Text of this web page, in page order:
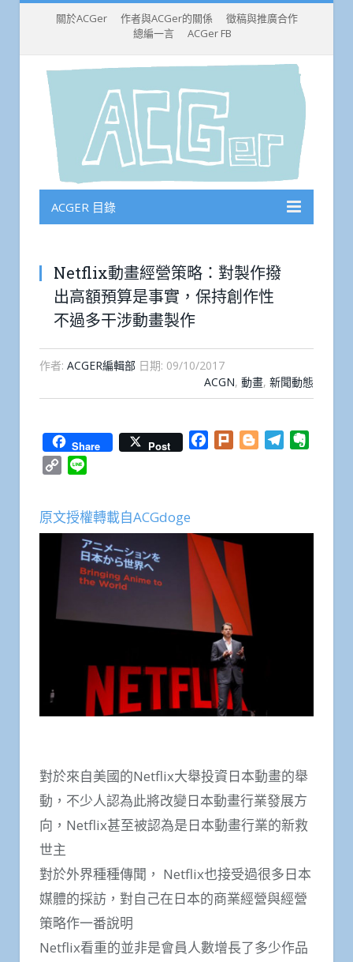
關於ACGer 作者與ACGer的關係
徵稿與推廣合作
總編一言
ACGer FB
ACGER 目錄
Netflix動畫經營策略：對製作撥
出高額預算是事實，保持創作性
不過多干涉動畫製作
作者: ACGER編輯部 日期: 09/10/2017
ACGN, 動畫, 新聞動態
Share Post Facebook
Plurk BloggerTelegram
Copy
原文授權轉載自ACGdoge
對於來自美國的Netflix大舉投資日本動畫的舉
動，不少人認為此將改變日本動畫行業發展方
向，Netflix甚至被認為是日本動畫行業的新救
世主
對於外界種種傳聞， Netflix也接受過很多日本
媒體的採訪，對自己在日本的商業經營與經營
策略作一番說明
Netflix看重的並非是會員人數增長了多少作品